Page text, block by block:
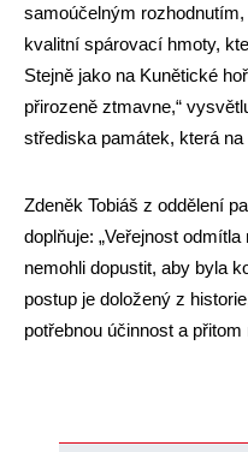
samoúčelným
kvalitní spárovací hmoty,
Stejně jako na Kunětické
přirozeně ztmavne,“
střediska památek, která
Zdeněk Tobiáš z oddělení
doplňuje: „Veřejnost
nemohli dopustit, aby byla
postup je doložený z
potřebnou účinnost a